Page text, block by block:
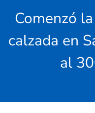
Comenzó
calzada en
al